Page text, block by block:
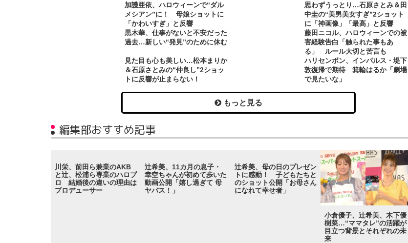
加護亜依、ハロウィーンで“ダル
メシアン”に！ 母娘ショットに
「かわいすぎ」と反響
思わずうっとり…石原さとみ＆田
中圭の“美男美女すぎ”2ショット
に「神画像」「最高」と反響
黒木華、仕事がないと不安だった
過去…新しい“発見”のために休む
藤田ニコル、ハロウィーンでの被
害経験告白「触られた事もあ
る」 ルール大切と苦言も
見た目も心も美しい…松本まりか
＆石原さとみの“仲良し”2ショッ
トに反響が止まらない！
ハリセンボン、インパルス・堤下
敦復帰で期待 箕輪はるか「劇場
で見たいな」
もっと見る
編集部おすすめ記事
川栄、前田ら兼業のAKB
と辻、松浦ら専業のハロプ
ロ 結婚後の違いの理由は
プロデューサー
辻希美、11カ月の息子・
幸空ちゃんが初めて歩いた
動画公開「嬉し過ぎて 母
ヤバス！」
辻希美、母の日のプレゼン
トに感動！ 子どもたちと
のショット公開「お母さん
になれて幸せ者」
小倉優子、辻希美、木下優
樹菜…“ママタレ”の活躍が
目立つ背景とそれぞれの未
来